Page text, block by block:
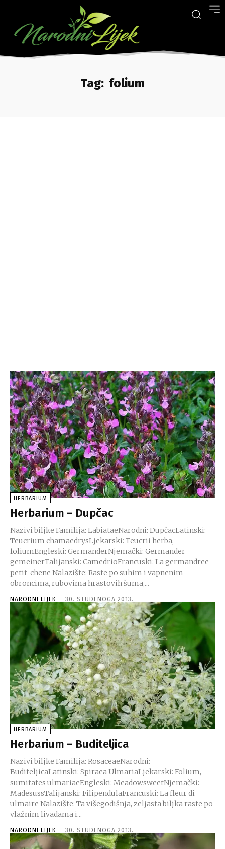
Tag: folium
HERBARIUM
Herbarium – Dupčac
Nazivi biljke Familija: LabiataeNarodni: DupčacLatinski:
Teucrium chamaedrysLjekarski: Teucrii herba,
foliumEngleski: GermanderNjemački: Germander
gemeinerTalijanski: CamedrioFrancuski: La germandree
petit-chene Nalazište: Raste po suhim i vapnenim
obroncima, rubovima hrastovih šuma,...
NARODNI LIJEK - 30. STUDENOGA 2013.
HERBARIUM
Herbarium – Buditeljica
Nazivi biljke Familija: RosaceaeNarodni:
BuditeljicaLatinski: Spiraea UlmariaLjekarski: Folium,
sumitates ulmariaeEngleski: MeadowsweetNjemački:
MadesussTalijanski: FilipendulaFrancuski: La fleur di
ulmaire Nalazište: Ta višegodišnja, zeljasta biljka raste po
vlažnim livadama i...
NARODNI LIJEK - 30. STUDENOGA 2013.